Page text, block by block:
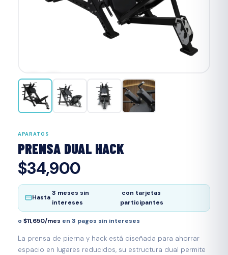
‹ ›
APARATOS
PRENSA DUAL HACK
$34,900
Hasta
3 meses sin
intereses
con tarjetas
participantes
o $11,650/mes en 3 pagos sin intereses
La prensa de pierna y hack está diseñada para ahorrar
espacio en lugares reducidos, su estructura dual permite